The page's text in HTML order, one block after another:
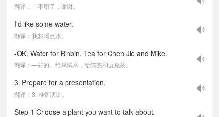
翻译：—不用了，谢谢。
I'd like some water.
翻译：我想喝点水。
-OK. Water for Binbin. Tea for Chen Jie and Mike.
翻译：—好的。给斌斌水，给陈杰和迈克茶。
3. Prepare for a presentation.
翻译：3. 准备演讲。
Step 1 Choose a plant you want to talk about.